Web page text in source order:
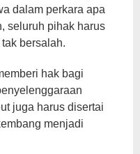
dalam perkara apa
seluruh pihak harus
bersalah.
hak bagi
juga harus disertai
menjadi